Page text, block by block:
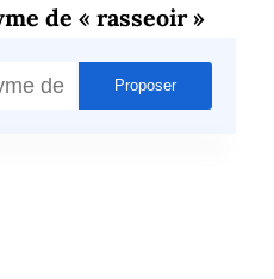
de « rasseoir »